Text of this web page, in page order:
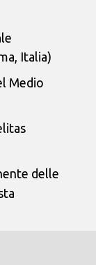
Italia)
Medio
delle